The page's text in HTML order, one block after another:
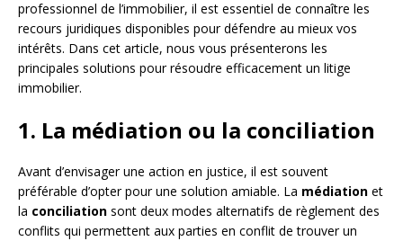
professionnel de l’immobilier, il est essentiel de connaître les
recours juridiques disponibles pour défendre au mieux vos
intérêts. Dans cet article, nous vous présenterons les
principales solutions pour résoudre efficacement un litige
immobilier.
1. La médiation ou la conciliation
Avant d’envisager une action en justice, il est souvent
préférable d’opter pour une solution amiable. La médiation et
la conciliation sont deux modes alternatifs de règlement des
conflits qui permettent aux parties en conflit de trouver un